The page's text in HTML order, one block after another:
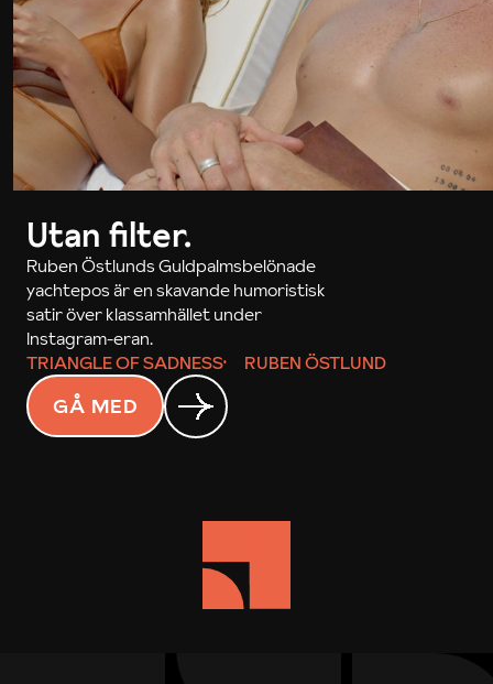
Utan filter.
Ruben Östlunds Guldpalmsbelönade
yachtepos är en skavande humoristisk
satir över klassamhället under
Instagram-eran.
TRIANGLE OF SADNESS
RUBEN ÖSTLUND
GÅ MED